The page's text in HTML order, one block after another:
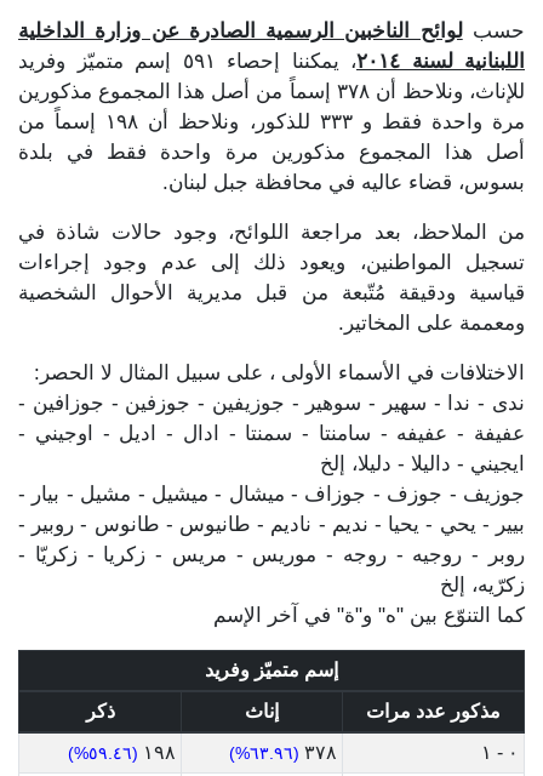
حسبلوائح الناخبين الرسمية الصادرة عن وزارة الداخلية
اللبنانية لسنة ٢٠١٤
، يمكننا إحصاء ٥٩١ إسم متميّز وفريد
للإناث، ونلاحظ أن ٣٧٨ إسماً من أصل هذا المجموع مذكورين
مرة واحدة فقط و ٣٣٣ للذكور، ونلاحظ أن ١٩٨ إسماً من
أصل هذا المجموع مذكورين مرة واحدة فقط في بلدة
بسوس، قضاء عاليه في محافظة جبل لبنان.
من الملاحظ، بعد مراجعة اللوائح، وجود حالات شاذة في
تسجيل المواطنين، ويعود ذلك إلى عدم وجود إجراءات
قياسية ودقيقة مُتّبعة من قبل مديرية الأحوال الشخصية
ومعممة على المخاتير.
الاختلافات في الأسماء الأولى ، على سبيل المثال لا الحصر:
ندى - ندا - سهير - سوهير - جوزيفين - جوزفين - جوزافين -
عفيفة - عفيفه - سامنتا - سمنتا - ادال - اديل - اوجيني -
ايجيني - داليلا - دليلا، إلخ
جوزيف - جوزف - جوزاف - ميشال - ميشيل - مشيل - بيار -
بيير - يحي - يحيا - نديم - ناديم - طانيوس - طانوس - روبير -
روبر - روجيه - روجه - موريس - مريس - زكريا - زكريّا -
زكرّيه، إلخ
كما التنوّع بين "ه" و"ة" في آخر الإسم
إسم متميّز وفريد
مذكور عدد مرات
إناث
ذكر
٠ - ١
٣٧٨ (٦٣.٩٦%) ١٩٨ (٥٩.٤٦%)